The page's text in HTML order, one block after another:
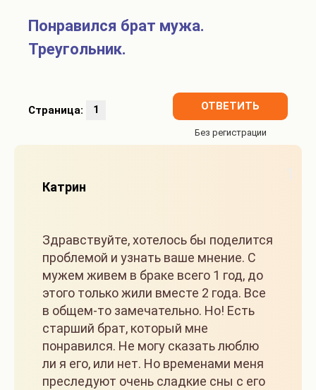
Понравился брат мужа.
Треугольник.
Страница: 1 ОТВЕТИТЬ
Катрин
Здравствуйте, хотелось бы поделится
проблемой и узнать ваше мнение. С
мужем живем в браке всего 1 год, до
этого только жили вместе 2 года. Все
в общем-то замечательно. Но! Есть
старший брат, который мне
понравился. Не могу сказать люблю
ли я его, или нет. Но временами меня
преследуют очень сладкие сны с его